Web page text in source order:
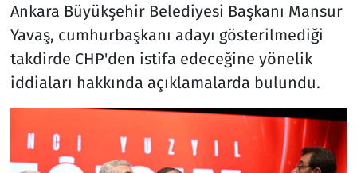
Ankara Büyükşehir Belediyesi Başkanı Mansur
Yavaş, cumhurbaşkanı adayı gösterilmediği
takdirde CHP'den istifa edeceğine yönelik
iddiaları hakkında açıklamalarda bulundu.
Seçim 2023
Spor
Teknoloji ve Bilim
Televizyon